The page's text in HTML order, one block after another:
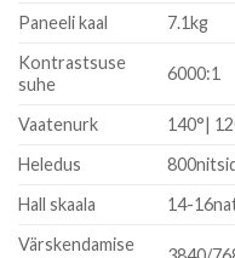
Paneeli kaal 7.1kg
Kontrastsuse
suhe
6000:1
Vaatenurk 140°|
Heledus
Hall skaala
14-
Värskendamise